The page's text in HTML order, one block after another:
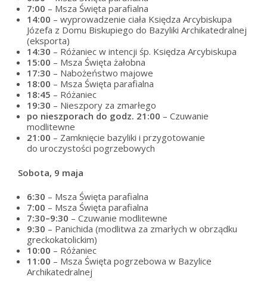
7:00 – Msza Święta parafialna
14:00 – wyprowadzenie ciała Księdza Arcybiskupa
Józefa z Domu Biskupiego do Bazyliki Archikatedralnej
(eksporta)
14:30 – Różaniec w intencji śp. Księdza Arcybiskupa
15:00 – Msza Święta żałobna
17:30 – Nabożeństwo majowe
18:00 – Msza Święta parafialna
18:45 – Różaniec
19:30 – Nieszpory za zmarłego
po nieszporach do godz. 21:00 – Czuwanie
modlitewne
21:00 – Zamknięcie bazyliki i przygotowanie
do uroczystości pogrzebowych
Sobota, 9 maja
6:30 – Msza Święta parafialna
7:00 – Msza Święta parafialna
7:30–9:30 – Czuwanie modlitewne
9:30 – Panichida (modlitwa za zmarłych w obrządku
greckokatolickim)
10:00 – Różaniec
11:00 – Msza Święta pogrzebowa w Bazylice
Archikatedralnej